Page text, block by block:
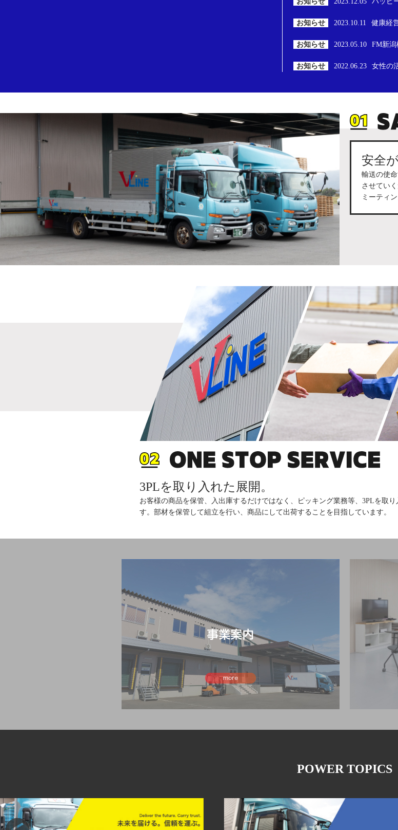
お知らせ 2023.10.11 健康経
お知らせ 2023.05.10 FM新潟
お知らせ 2022.06.23 女性の
安全
輸送の使
させてい
ミーティ
3PLを取り入れた展開。
お客様の商品を保管、入出庫するだけではなく、ピッキング業務等、3PLを取
す。部材を保管して組立を行い、商品にして出荷することを目指しています。
POWER TOPICS